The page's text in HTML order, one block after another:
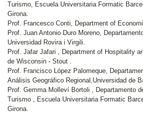
Turismo, Escuela Universitaria Formatic
Girona.
Prof. Francesco Conti, Department of
Prof. Juan Antonio Duro Moreno,
Universidad Rovira i Virgili.
Prof. Jafar Jafari , Department of Hospitality
de Wisconsin - Stout .
Prof. Francisco López Palomeque,
Análisis Geográfico Regional,Universidad de
Prof. Gemma Molleví Bortoli , Departamento
Turismo , Escuela Universitaria Formatic
Girona.